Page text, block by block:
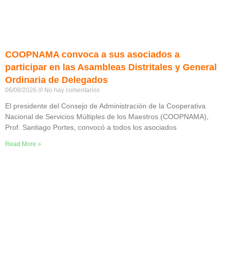
COOPNAMA convoca a sus asociados a
participar en las Asambleas Distritales y General
Ordinaria de Delegados
06/08/2026 No hay comentarios
El presidente del Consejo de Administración de la Cooperativa
Nacional de Servicios Múltiples de los Maestros (COOPNAMA),
Prof. Santiago Portes, convocó a todos los asociados
Read More »